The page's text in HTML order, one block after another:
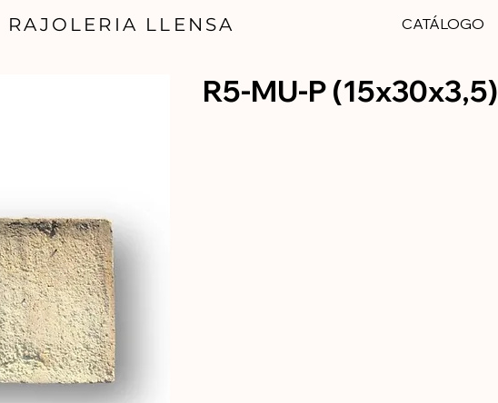
RAJOLERIA LLENSA CATÁLOGO
R5-MU-P (15x30x3,5)